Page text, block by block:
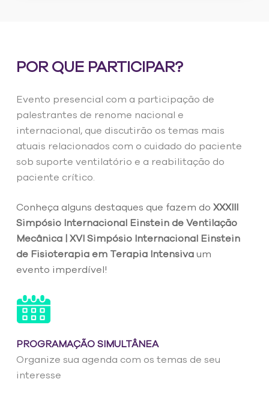
POR QUE PARTICIPAR?
Evento presencial com a participação de
palestrantes de renome nacional e
internacional, que discutirão os temas mais
atuais relacionados com o cuidado do paciente
sob suporte ventilatório e a reabilitação do
paciente crítico.
Conheça alguns destaques que fazem do XXXIII
Simpósio Internacional Einstein de Ventilação
Mecânica | XVI Simpósio Internacional Einstein
de Fisioterapia em Terapia Intensivaum
evento imperdível!
PROGRAMAÇÃO SIMULTÂNEA
Organize sua agenda com os temas de seu
interesse